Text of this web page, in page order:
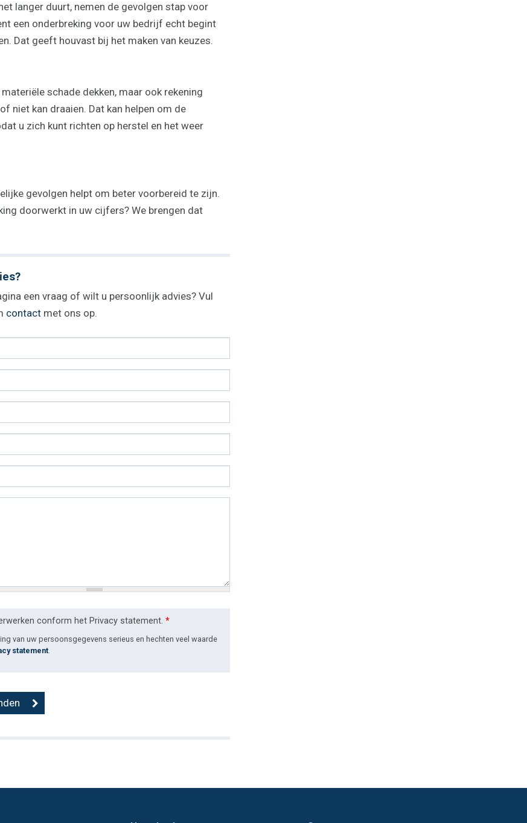
langer duurt, nemen de gevolgen stap voor
een onderbreking voor uw bedrijf echt begint
Dat geeft houvast bij het maken van keuzes.
schade dekken, maar ook rekening
niet kan draaien. Dat kan helpen om de
u zich kunt richten op herstel en het weer
gevolgen helpt om beter voorbereid te zijn.
doorwerkt in uw cijfers? We brengen dat
een vraag of wilt u persoonlijk advies? Vul
contact met ons op.
conform het Privacy statement. *
van uw persoonsgegevens serieus en hechten veel waarde
statement